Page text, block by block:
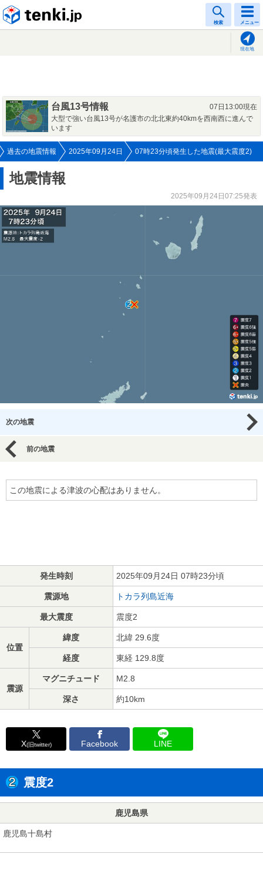
検索 メニュー
現在地
台風13号情報
07日13:00現在
大型で強い台風13号が名護市の北北東約40kmを西南西に進んで
います
過去の地震情報 2025年09月24日 07時23分頃発生した地震(最大震度2)
地震情報
2025年09月24日07:25発表
次の地震
前の地震
この地震による津波の心配はありません。
発生時刻 2025年09月24日 07時23分頃
震源地 トカラ列島近海
最大震度 震度2
位置
緯度 北緯 29.6度
経度 東経 129.8度
震源
マグニチュード M2.8
深さ 約10km
X(旧twitter) Facebook LINE
震度2
鹿児島県
鹿児島十島村